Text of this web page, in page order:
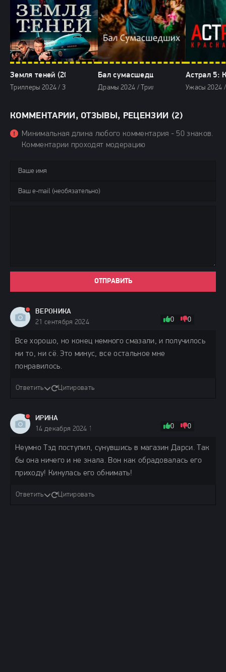
Земля теней (2024)
Триллеры 2024 / Зарубежные фильмы 2024 / Новинки кино 2024 /
Бал сумасшедших (2024)
Драмы 2024 / Триллеры 2024 /
Астрал 5:
Ужасы 2024
КОММЕНТАРИИ, ОТЗЫВЫ, РЕЦЕНЗИИ (2)
Минимальная длина любого комментария - 50 знаков.
Комментарии проходят модерацию
ОТПРАВИТЬ
ВЕРОНИКА
21 сентября 2024 08:12
0 0
Все хорошо, но конец немного смазали, и получилось
ни то, ни сё. Это минус, все остальное мне
понравилось.
Ответить Цитировать
ИРИНА
14 декабря 2024 18:37
0 0
Неумно Тэд поступил, сунувшись в магазин Дарси. Так
бы она ничего и не знала. Вон как обрадовалась его
приходу! Кинулась его обнимать!
Ответить Цитировать